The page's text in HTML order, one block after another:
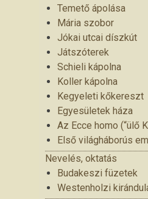
Temető ápolása
Mária szobor
Jókai utcai díszkút
Játszóterek
Schieli kápolna
Koller kápolna
Kegyeleti kőkereszt
Egyesületek háza
Az Ecce homo (“ülő
Első világháborús
Nevelés, oktatás
Budakeszi füzetek
Westenholzi